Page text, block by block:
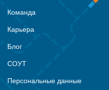
Команда
Карьера
Блог
СОУТ
Персональные данные